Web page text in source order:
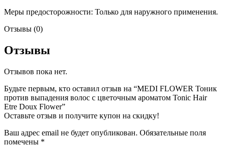
Меры предосторожности: Только для наружного применения.
Отзывы (0)
Отзывы
Отзывов пока нет.
Будьте первым, кто оставил отзыв на “MEDI FLOWER Тоник
против выпадения волос с цветочным ароматом Tonic Hair
Etre Doux Flower”
Оставьте отзыв и получите купон на скидку!
Ваш адрес email не будет опубликован. Обязательные поля
помечены *